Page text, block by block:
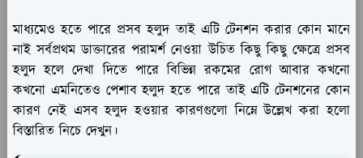
মাধ্যমেও হতে পারে প্রসব হলুদ তাই এটি টেনশন করার কোন মানে
নাই সর্বপ্রথম ডাক্তারের পরামর্শ নেওয়া উচিত কিছু কিছু ক্ষেত্রে প্রসব
হলুদ হলে দেখা দিতে পারে বিভিন্ন রকমের রোগ আবার কখনো
কখনো এমনিতেও পেশাব হলুদ হতে পারে তাই এটি টেনশনের কোন
কারণ নেই এসব হলুদ হওয়ার কারণগুলো নিম্নে উল্লেখ করা হলো
বিস্তারিত নিচে দেখুন।